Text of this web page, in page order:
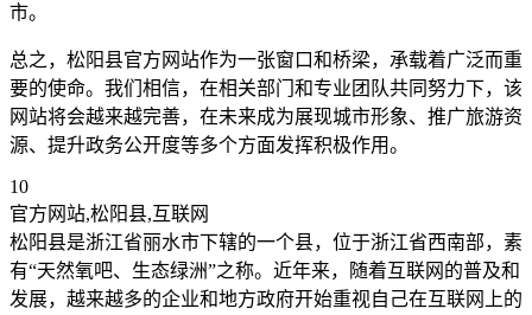
市。
总之，松阳县官方网站作为一张窗口和桥梁，承载着广泛而重
要的使命。我们相信，在相关部门和专业团队共同努力下，该
网站将会越来越完善，在未来成为展现城市形象、推广旅游资
源、提升政务公开度等多个方面发挥积极作用。
10
官方网站,松阳县,互联网
松阳县是浙江省丽水市下辖的一个县，位于浙江省西南部，素
有“天然氧吧、生态绿洲”之称。近年来，随着互联网的普及和
发展，越来越多的企业和地方政府开始重视自己在互联网上的